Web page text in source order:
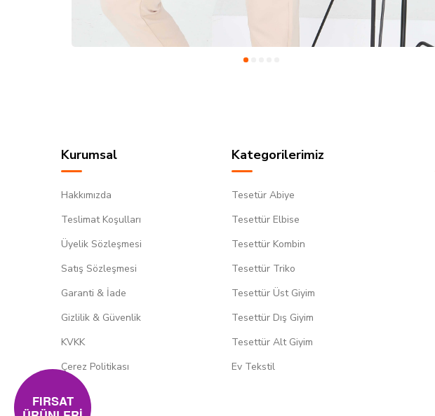
Kurumsal
Hakkımızda
Teslimat Koşulları
Üyelik Sözleşmesi
Satış Sözleşmesi
Garanti & İade
Gizlilik & Güvenlik
KVKK
Çerez Politikası
Kategorilerimiz
Tesetür Abiye
Tesettür Elbise
Tesettür Kombin
Tesettür Triko
Tesettür Üst Giyim
Tesettür Dış Giyim
Tesettür Alt Giyim
Ev Tekstil
FIRSAT